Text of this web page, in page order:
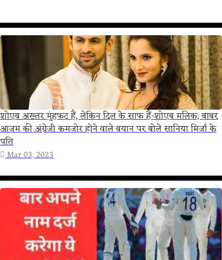
शोएब अख्तर मुंहफट हैं, लेकिन दिल के साफ हैं-शोएब मलिक, बाबर
आजम की अंग्रेजी कमजोर होने वाले बयान पर बोले सानिया मिर्जा के
पति
Mar 03, 2023